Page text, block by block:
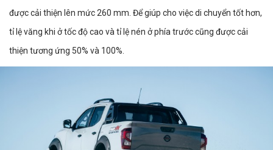
được cải thiện lên mức 260 mm. Để giúp cho việc di chuyển tốt hơn,
tỉ lệ văng khi ở tốc độ cao và tỉ lệ nén ở phía trước cũng được cải
thiện tương ứng 50% và 100%.